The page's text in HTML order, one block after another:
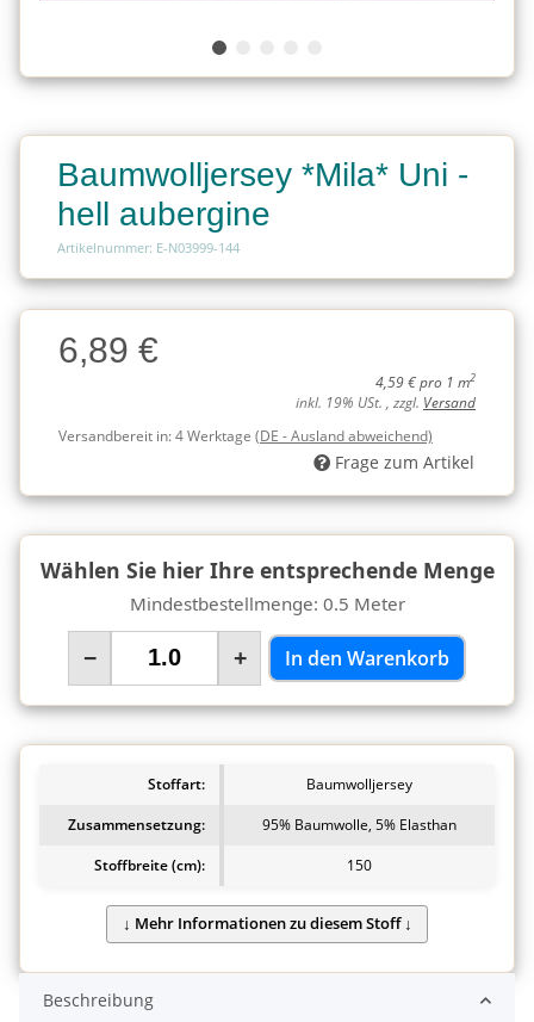
Baumwolljersey *Mila* Uni -
hell aubergine
Artikelnummer: E-N03999-144
Charge
Charge6,89 €
4,59 € pro 1 m2
inkl. 19% USt. , zzgl. Versand
Versandbereit in:4 Werktage (DE - Ausland abweichend)
Frage zum Artikel
Wählen Sie hier Ihre entsprechende Menge
Mindestbestellmenge: 0.5 Meter
− + In den Warenkorb
Stoffart:
Baumwolljersey
Zusammensetzung:
95% Baumwolle, 5% Elasthan
Stoffbreite (cm):
150
Beschreibung